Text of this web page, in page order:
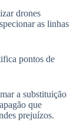
drones
as linhas
pontos de
a substituição
que
prejuízos.